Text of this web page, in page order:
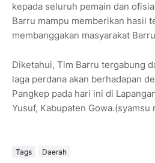
kepada seluruh pemain dan
Barru mampu memberikan hasil
membanggakan masyarakat
Diketahui, Tim Barru tergabung
laga perdana akan berhadapan
Pangkep pada hari ini di
Yusuf, Kabupaten Gowa.(syamsu
Tags Daerah